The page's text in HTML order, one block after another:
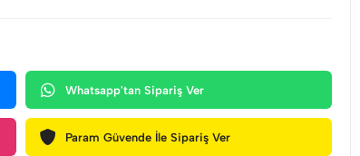
Whatsapp'tan Sipariş Ver
Param Güvende İle Sipariş Ver